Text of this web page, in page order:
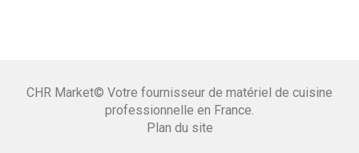
CHR Market© Votre fournisseur de matériel de cuisine
professionnelle en France.
Plan du site